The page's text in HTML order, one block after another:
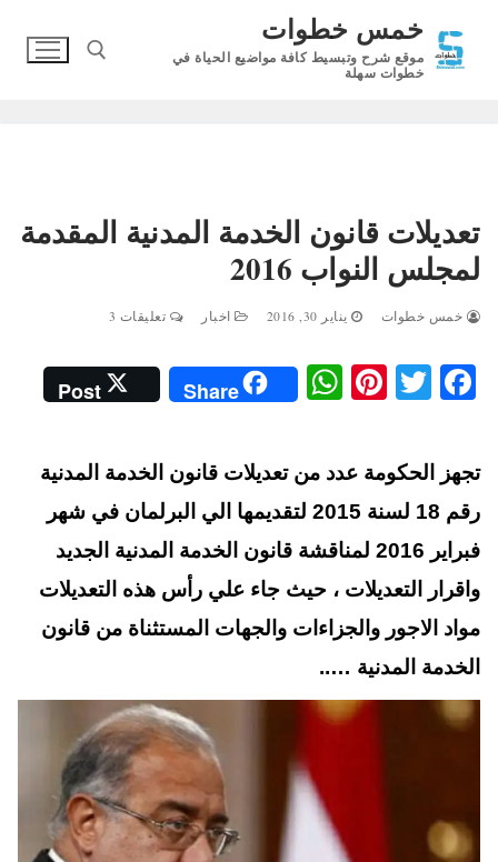
المحتوى
خمس خطوات
موقع شرح وتبسيط كافة مواضيع الحياة في
خطوات سهلة
تعديلات قانون الخدمة المدنية المقدمة
لمجلس النواب 2016
خمس خطوات يناير 30, 2016 اخبار تعليقات 3
Fa
bo
ok
T
r
Pi
es
t
W
ha
A
pp
Share
Post
تجهز الحكومة عدد من تعديلات قانون الخدمة المدنية
رقم 18 لسنة 2015 لتقديمها الي البرلمان في شهر
فبراير 2016 لمناقشة قانون الخدمة المدنية الجديد
واقرار التعديلات ، حيث جاء علي رأس هذه التعديلات
مواد الاجور والجزاءات والجهات المستثناة من قانون
الخدمة المدنية …..